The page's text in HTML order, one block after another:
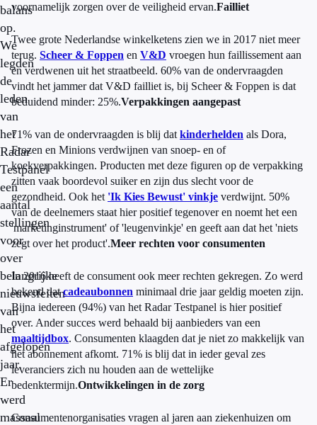
balans
op.
We
legden
de
leden
van
het
Radar
Testpanel
een
aantal
stellingen
voor
over
belangrijke
nieuwsfeiten
van
het
afgelopen
jaar.
Er
werd
massaal
voornamelijk zorgen over de veiligheid ervan.Failliet
Twee grote Nederlandse winkelketens zien we in 2017 niet meer
terug. Scheer & Foppen en V&D vroegen hun faillissement aan
en verdwenen uit het straatbeeld. 60% van de ondervraagden
vindt het jammer dat V&D failliet is, bij Scheer & Foppen is dat
beduidend minder: 25%.Verpakkingen aangepast
71% van de ondervraagden is blij dat kinderhelden als Dora,
Frozen en Minions verdwijnen van snoep- en of
koekverpakkingen. Producten met deze figuren op de verpakking
zitten vaak boordevol suiker en zijn dus slecht voor de
gezondheid. Ook het 'Ik Kies Bewust' vinkje verdwijnt. 50%
van de deelnemers staat hier positief tegenover en noemt het een
'marketinginstrument' of 'leugenvinkje' en geeft aan dat het 'niets
zegt over het product'.Meer rechten voor consumenten
In 2016 heeft de consument ook meer rechten gekregen. Zo werd
bekend datcadeaubonnen minimaal drie jaar geldig moeten zijn.
Bijna iedereen (94%) van het Radar Testpanel is hier positief
over. Ander succes werd behaald bij aanbieders van een
maaltijdbox. Consumenten klaagden dat je niet zo makkelijk van
het abonnement afkomt. 71% is blij dat in ieder geval zes
leveranciers zich nu houden aan de wettelijke
bedenktermijn.Ontwikkelingen in de zorg
Consumentenorganisaties vragen al jaren aan ziekenhuizen om